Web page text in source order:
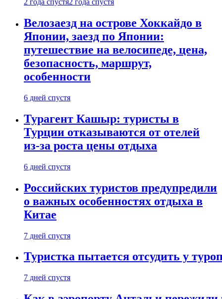
2 года спустя2 года спустя
Велозаезд на острове Хоккайдо в
Японии, заезд по Японии:
путешествие на велосипеде, цена,
безопасность, маршрут,
особенности
6 дней спустя
Турагент Кашыр: туристы в
Турции отказываются от отелей
из-за роста цены отдыха
6 дней спустя
Российских туристов предупредили
о важных особенностях отдыха в
Китае
7 дней спустя
Туристка пытается отсудить у
7 дней спустя